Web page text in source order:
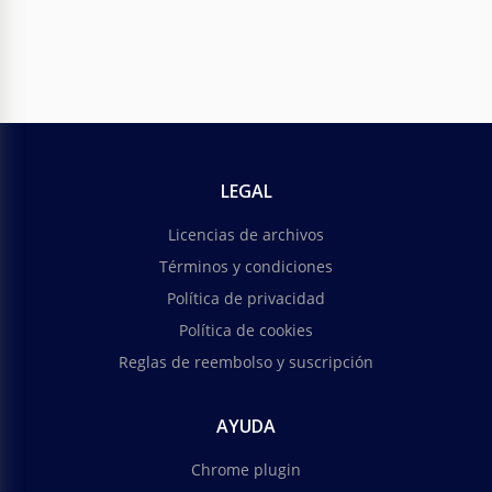
LEGAL
Licencias de archivos
Términos y condiciones
Política de privacidad
Política de cookies
Reglas de reembolso y suscripción
AYUDA
Chrome plugin